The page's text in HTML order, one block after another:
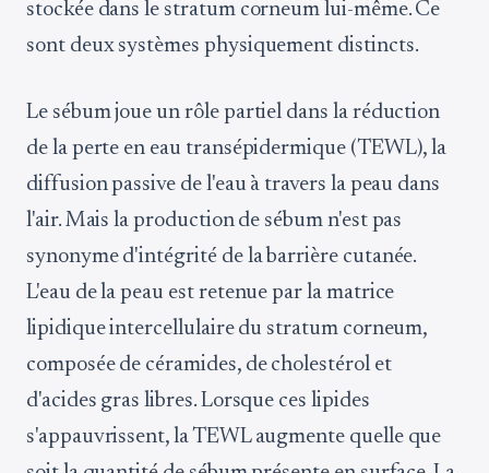
stockée dans le stratum corneum lui-même. Ce
sont deux systèmes physiquement distincts.
Le sébum joue un rôle partiel dans la réduction
de la perte en eau transépidermique (TEWL), la
diffusion passive de l'eau à travers la peau dans
l'air. Mais la production de sébum n'est pas
synonyme d'intégrité de la barrière cutanée.
L'eau de la peau est retenue par la matrice
lipidique intercellulaire du stratum corneum,
composée de céramides, de cholestérol et
d'acides gras libres. Lorsque ces lipides
s'appauvrissent, la TEWL augmente quelle que